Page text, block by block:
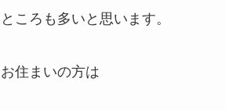
ころも多いと思います。
住まいの方は